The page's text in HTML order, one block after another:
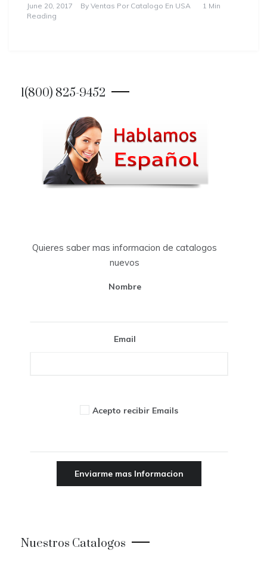
June 20, 2017 By Ventas Por Catalogo En USA
1 Min
Reading
1(800) 825-9452
Quieres saber mas informacion de catalogos
nuevos
Nombre
Email
Acepto recibir Emails
Nuestros Catalogos